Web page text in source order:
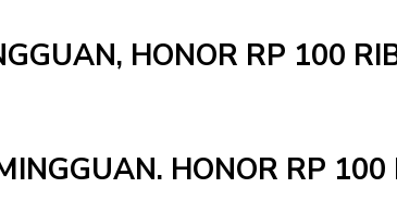
HONOR RP 100
HONOR RP 100